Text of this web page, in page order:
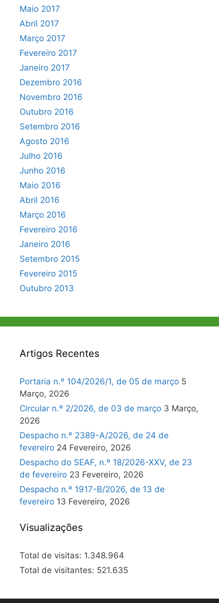
Maio 2017
Abril 2017
Março 2017
Fevereiro 2017
Janeiro 2017
Dezembro 2016
Novembro 2016
Outubro 2016
Setembro 2016
Agosto 2016
Julho 2016
Junho 2016
Maio 2016
Abril 2016
Março 2016
Fevereiro 2016
Janeiro 2016
Setembro 2015
Fevereiro 2015
Outubro 2013
Artigos Recentes
Portaria n.º 104/2026/1, de 05 de março 5
Março, 2026
Circular n.º 2/2026, de 03 de março 3 Março,
2026
Despacho n.º 2389-A/2026, de 24 de
fevereiro 24 Fevereiro, 2026
Despacho do SEAF, n.º 18/2026-XXV, de 23
de fevereiro 23 Fevereiro, 2026
Despacho n.º 1917-B/2026, de 13 de
fevereiro 13 Fevereiro, 2026
Visualizações
Total de visitas: 1.348.964
Total de visitantes: 521.635